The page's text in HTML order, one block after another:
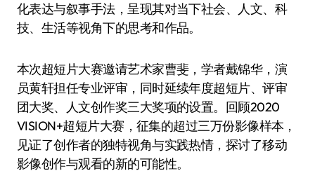
化表达与叙事手法，呈现其对当下社会、人文、科
技、生活等视角下的思考和作品。
本次超短片大赛邀请艺术家曹斐，学者戴锦华，演
员黄轩担任专业评审，同时延续年度超短片、评审
团大奖、人文创作奖三大奖项的设置。回顾2020
VISION+超短片大赛，征集的超过三万份影像样本，
见证了创作者的独特视角与实践热情，探讨了移动
影像创作与观看的新的可能性。